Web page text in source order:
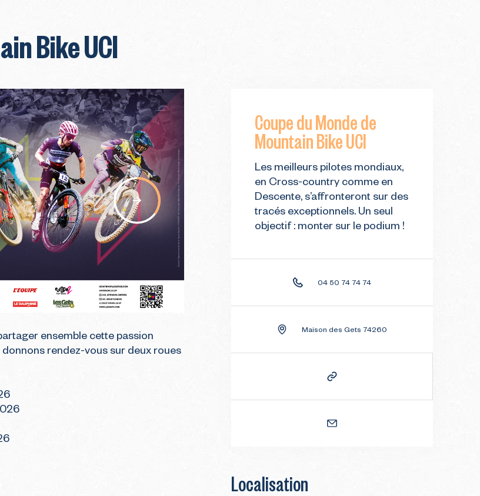
Bike UCI
nav
ensemble cette passion
rendez-vous sur deux roues
Coupe du Monde de
Mountain Bike UCI
Les meilleurs pilotes mondiaux,
en Cross-country comme en
Descente, s’affronteront sur des
tracés exceptionnels. Un seul
objectif : monter sur le podium !
04 50 74 74 74
Maison des Gets 74260
Localisation